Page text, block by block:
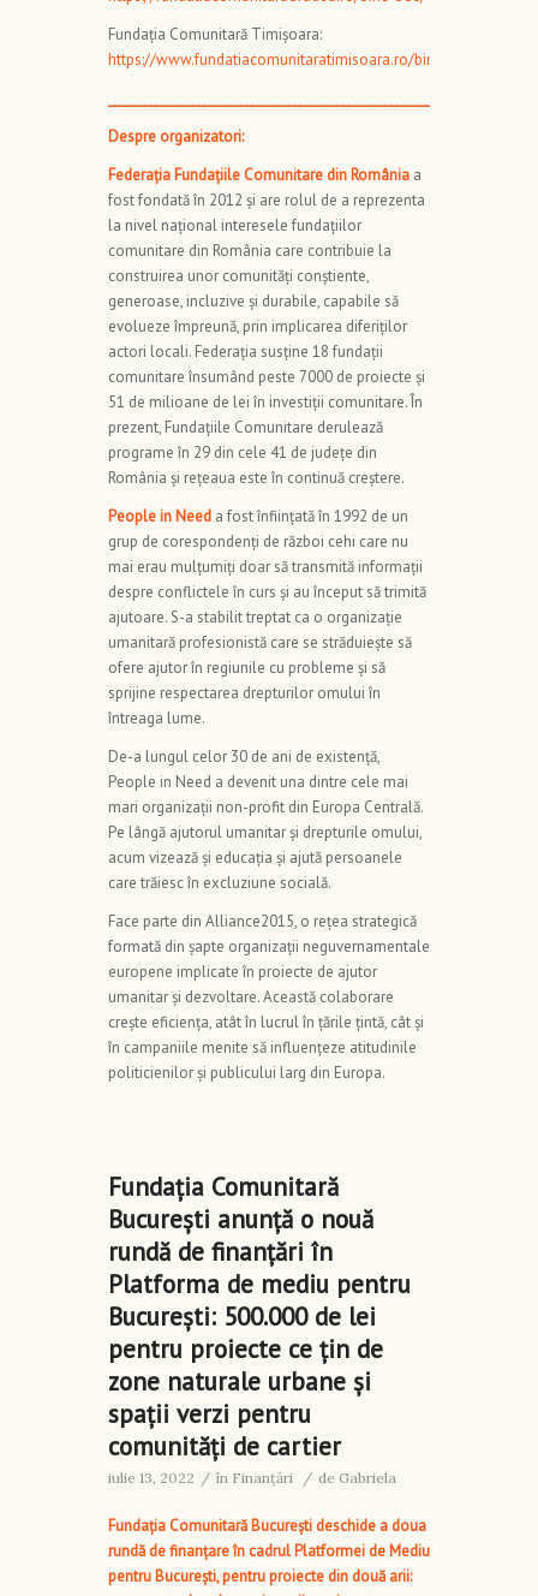
Fundația Comunitară Timișoara:
https://www.fundatiacomunitaratimisoara.ro/bine360/
Despre organizatori:
Federația Fundațiile Comunitare din România a
fost fondată în 2012 și are rolul de a reprezenta
la nivel naţional interesele fundaţiilor
comunitare din România care contribuie la
construirea unor comunități conștiente,
generoase, incluzive și durabile, capabile să
evolueze împreună, prin implicarea diferiților
actori locali. Federația susține 18 fundații
comunitare însumând peste 7000 de proiecte și
51 de milioane de lei în investiții comunitare. În
prezent, Fundațiile Comunitare derulează
programe în 29 din cele 41 de județe din
România și rețeaua este în continuă creștere.
People in Need a fost înființată în 1992 de un
grup de corespondenți de război cehi care nu
mai erau mulțumiți doar să transmită informații
despre conflictele în curs și au început să trimită
ajutoare. S-a stabilit treptat ca o organizație
umanitară profesionistă care se străduiește să
ofere ajutor în regiunile cu probleme și să
sprijine respectarea drepturilor omului în
întreaga lume.
De-a lungul celor 30 de ani de existență,
People in Need a devenit una dintre cele mai
mari organizații non-profit din Europa Centrală.
Pe lângă ajutorul umanitar și drepturile omului,
acum vizează și educația și ajută persoanele
care trăiesc în excluziune socială.
Face parte din Alliance2015, o rețea strategică
formată din șapte organizații neguvernamentale
europene implicate în proiecte de ajutor
umanitar și dezvoltare. Această colaborare
crește eficiența, atât în ​​lucrul în țările țintă, cât și
în campaniile menite să influențeze atitudinile
politicienilor și publicului larg din Europa.
Fundația Comunitară
București anunță o nouă
rundă de finanțări în
Platforma de mediu pentru
București: 500.000 de lei
pentru proiecte ce țin de
zone naturale urbane și
spații verzi pentru
comunități de cartier
iulie 13, 2022 / în Finanţări / de Gabriela
Fundația Comunitară București deschide a doua
rundă de finanțare în cadrul Platformei de Mediu
pentru București, pentru proiecte din două arii: